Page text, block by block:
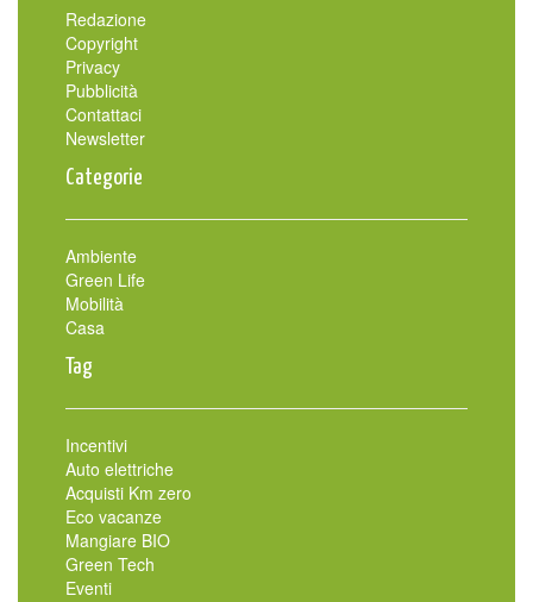
Redazione
Copyright
Privacy
Pubblicità
Contattaci
Newsletter
Categorie
Ambiente
Green Life
Mobilità
Casa
Tag
Incentivi
Auto elettriche
Acquisti Km zero
Eco vacanze
Mangiare BIO
Green Tech
Eventi